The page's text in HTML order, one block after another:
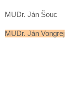
MUDr. Ján Šouc
MUDr. Ján Vongrej